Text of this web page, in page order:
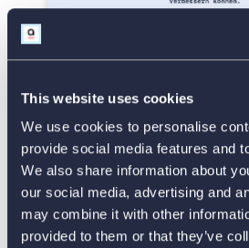
This website uses cookies
We use cookies to personalise
provide social media features and
We also share information about
our social media, advertising and
may combine it with other
provided to them or that they’ve
Vorlage
Formular für Videorezensionen